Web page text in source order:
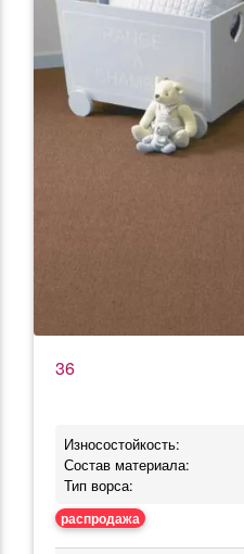
36
Износостойкость:
Состав материала:
Тип ворса:
распродажа